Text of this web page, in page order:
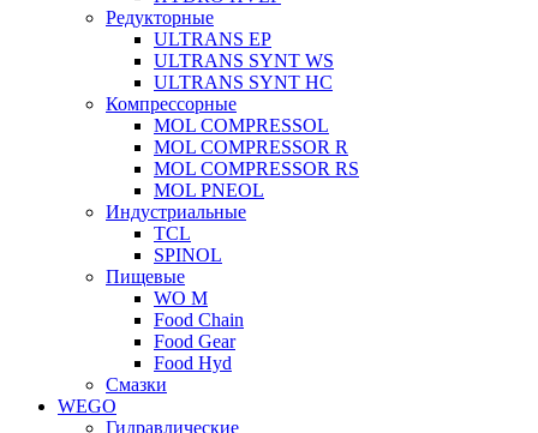
Редукторные
ULTRANS EP
ULTRANS SYNT WS
ULTRANS SYNT HC
Компрессорные
MOL COMPRESSOL
MOL COMPRESSOR R
MOL COMPRESSOR RS
MOL PNEOL
Индустриальные
TCL
SPINOL
Пищевые
WO M
Food Chain
Food Gear
Food Hyd
Смазки
WEGO
Гидравлические